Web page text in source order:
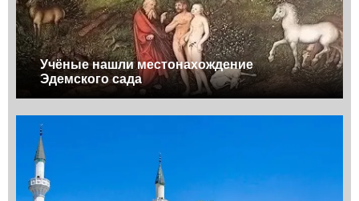
Учёные нашли местонахождение
Эдемского сада